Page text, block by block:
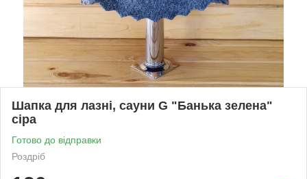
Шапка для лазні, сауни G "Банька зелена"
сіра
Готово до відправки
Роздріб